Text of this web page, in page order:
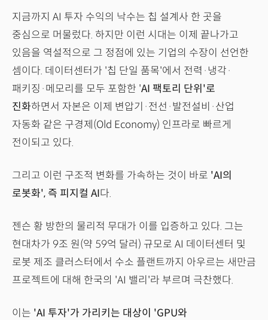
지금까지 AI 투자 수익의 낙수는 칩 설계사 한 곳을
중심으로 머물렀다. 하지만 이런 시대는 이제 끝나가고
있음을 역설적으로 그 정점에 있는 기업의 수장이 선언한
셈이다. 데이터센터가 '칩 단일 품목'에서 전력·냉각·
패키징·메모리를 모두 포함한 'AI 팩토리 단위'로
진화하면서 자본은 이제 변압기·전선·발전설비·산업
자동화 같은 구경제(Old Economy) 인프라로 빠르게
전이되고 있다.
그리고 이런 구조적 변화를 가속하는 것이 바로 'AI의
로봇화', 즉 피지컬 AI다.
젠슨 황 방한의 물리적 무대가 이를 입증하고 있다. 그는
현대차가 9조 원(약 59억 달러) 규모로 AI 데이터센터 및
로봇 제조 클러스터에서 수소 플랜트까지 아우르는 새만금
프로젝트에 대해 한국의 'AI 밸리'라 부르며 극찬했다.
이는 'AI 투자'가 가리키는 대상이 'GPU와